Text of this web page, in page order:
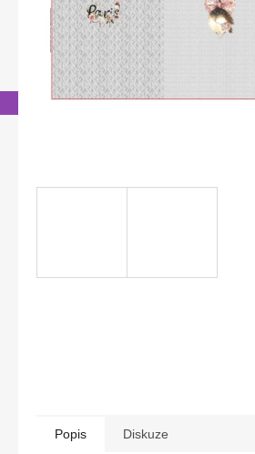
Popis Diskuze